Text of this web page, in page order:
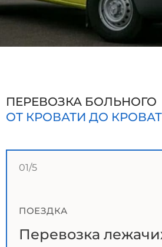
ПЕРЕВОЗКА БОЛЬНОГО
ОТ КРОВАТИ ДО
01/5
ПОЕЗДКА
Перевозка